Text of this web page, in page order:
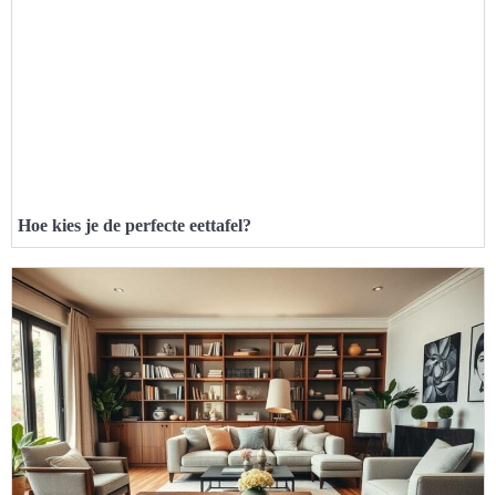
Hoe kies je de perfecte eettafel?